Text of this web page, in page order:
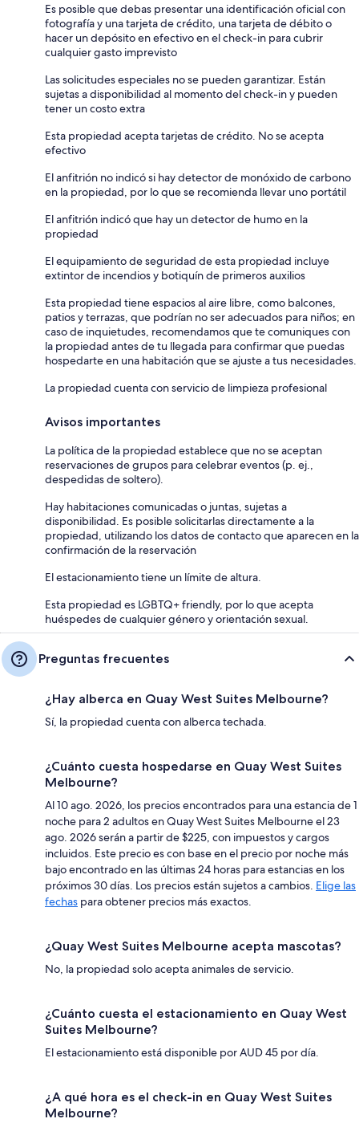
Es posible que debas presentar una identificación oficial con
fotografía y una tarjeta de crédito, una tarjeta de débito o
hacer un depósito en efectivo en el check-in para cubrir
cualquier gasto imprevisto
Las solicitudes especiales no se pueden garantizar. Están
sujetas a disponibilidad al momento del check-in y pueden
tener un costo extra
Esta propiedad acepta tarjetas de crédito. No se acepta
efectivo
El anfitrión no indicó si hay detector de monóxido de carbono
en la propiedad, por lo que se recomienda llevar uno portátil
El anfitrión indicó que hay un detector de humo en la
propiedad
El equipamiento de seguridad de esta propiedad incluye
extintor de incendios y botiquín de primeros auxilios
Esta propiedad tiene espacios al aire libre, como balcones,
patios y terrazas, que podrían no ser adecuados para niños; en
caso de inquietudes, recomendamos que te comuniques con
la propiedad antes de tu llegada para confirmar que puedas
hospedarte en una habitación que se ajuste a tus necesidades.
La propiedad cuenta con servicio de limpieza profesional
Avisos importantes
La política de la propiedad establece que no se aceptan
reservaciones de grupos para celebrar eventos (p. ej.,
despedidas de soltero).
Hay habitaciones comunicadas o juntas, sujetas a
disponibilidad. Es posible solicitarlas directamente a la
propiedad, utilizando los datos de contacto que aparecen en la
confirmación de la reservación
El estacionamiento tiene un límite de altura.
Esta propiedad es LGBTQ+ friendly, por lo que acepta
huéspedes de cualquier género y orientación sexual.
Preguntas frecuentes
¿Hay alberca en Quay West Suites Melbourne?
Sí, la propiedad cuenta con alberca techada.
¿Cuánto cuesta hospedarse en Quay West Suites
Melbourne?
Al 10 ago. 2026, los precios encontrados para una estancia de 1
noche para 2 adultos en Quay West Suites Melbourne el 23
ago. 2026 serán a partir de $225, con impuestos y cargos
incluidos. Este precio es con base en el precio por noche más
bajo encontrado en las últimas 24 horas para estancias en los
próximos 30 días. Los precios están sujetos a cambios. Elige las
fechas para obtener precios más exactos.
¿Quay West Suites Melbourne acepta mascotas?
No, la propiedad solo acepta animales de servicio.
¿Cuánto cuesta el estacionamiento en Quay West
Suites Melbourne?
El estacionamiento está disponible por AUD 45 por día.
¿A qué hora es el check-in en Quay West Suites
Melbourne?